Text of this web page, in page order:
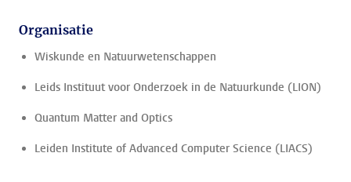
Organisatie
Wiskunde en Natuurwetenschappen
Leids Instituut voor Onderzoek in de Natuurkunde (LION)
Quantum Matter and Optics
Leiden Institute of Advanced Computer Science (LIACS)